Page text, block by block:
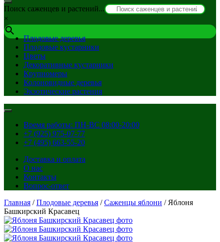
Поиск саженцев и растений...
×
Плодовые деревья
Плодовые кустарники
Цветы
Декоративные кустарники
Крупномеры
Колоновидные деревья
Экзотические растения
Время работы: ПН-ВС 08:00-20:00
+7 (925) 975-07-77
+7 (495) 663-55-20
Доставка и оплата
О нас
Контакты
Вопрос-ответ
Главная /Плодовые деревья /Саженцы яблони / Яблоня
Башкирский Красавец